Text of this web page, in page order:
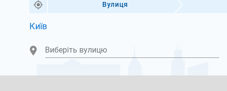
Вулиця
Київ
Виберіть вулицю